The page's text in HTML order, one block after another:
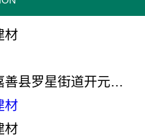
材
详细地址：浙江省嘉兴市嘉善县罗星街道开元广场2号楼631室-3
材
材